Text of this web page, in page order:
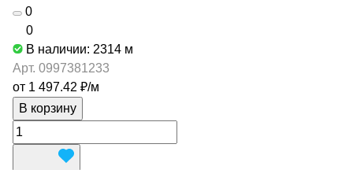
0
0
В наличии: 2314 м
Арт. 0997381233
от 1 497.42 ₽/м
В корзину